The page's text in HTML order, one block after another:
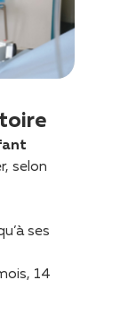
selon
ses
14